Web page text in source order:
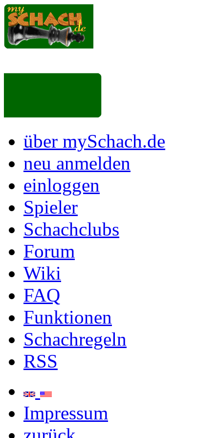
über mySchach.de
neu anmelden
einloggen
Spieler
Schachclubs
Forum
Wiki
FAQ
Funktionen
Schachregeln
RSS
Impressum